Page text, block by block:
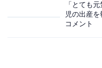
「とても
児の出産
コメント